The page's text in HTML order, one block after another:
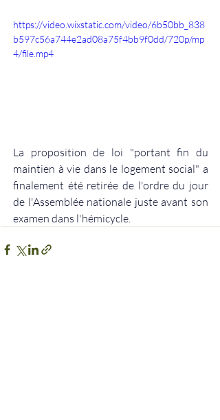
https://video.wixstatic.com/video/6b50bb_838
b597c56a744e2ad08a75f4bb9f0dd/720p/mp
4/file.mp4
La proposition de loi "portant fin du
maintien à vie dans le logement social" a
finalement été retirée de l'ordre du jour
de l'Assemblée nationale juste avant son
examen dans l'hémicycle.